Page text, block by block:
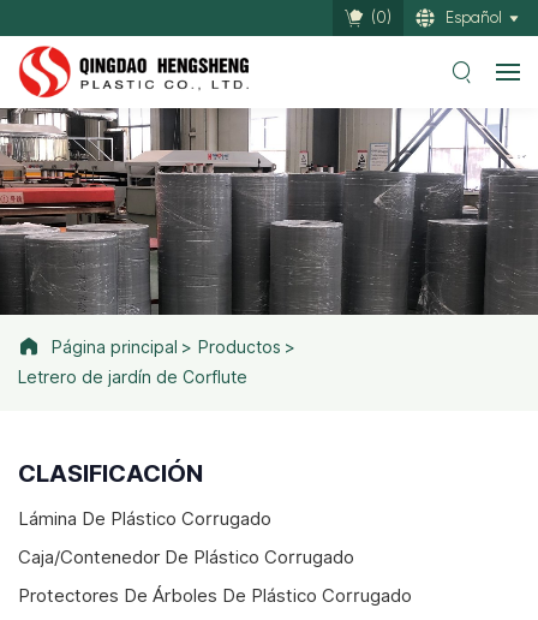
Español
(0)
Página principal
Productos
Letrero de jardín de Corflute
CLASIFICACIÓN
Lámina De Plástico Corrugado
Caja/contenedor De Plástico Corrugado
Protectores De Árboles De Plástico Corrugado